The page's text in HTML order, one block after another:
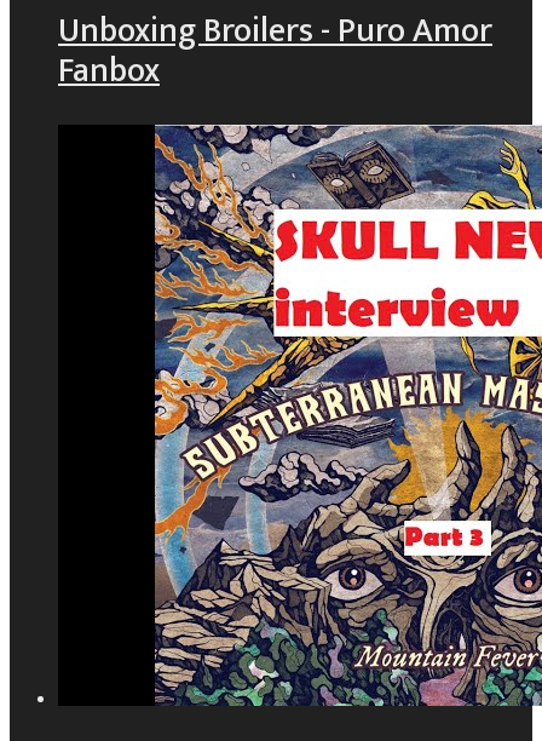
Unboxing Broilers - Puro Amor
Fanbox